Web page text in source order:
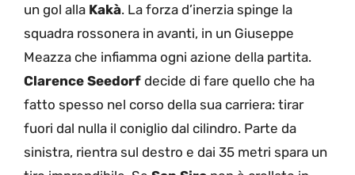
un gol alla Kakà. La forza d’inerzia spinge la
squadra rossonera in avanti, in un Giuseppe
Meazza che infiamma ogni azione della partita.
Clarence Seedorf decide di fare quello che ha
fatto spesso nel corso della sua carriera: tirar
fuori dal nulla il coniglio dal cilindro. Parte da
sinistra, rientra sul destro e dai 35 metri spara un